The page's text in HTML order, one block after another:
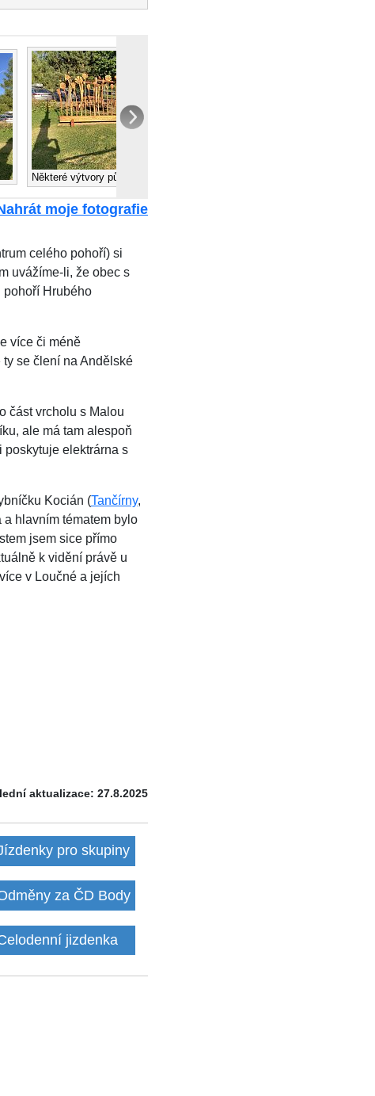
Některé výtvory působí i křehce
moje fotografie
celého pohoří) si
uvážíme-li, že obec s
pohoří Hrubého
více či méně
se člení na Andělské
část vrcholu s Malou
ale má tam alespoň
poskytuje elektrárna s
Kocián (Tančírny,
hlavním tématem bylo
jsem sice přímo
k vidění právě u
v Loučné a jejích
aktualizace: 27.8.2025
pro skupiny
za ČD Body
jizdenka